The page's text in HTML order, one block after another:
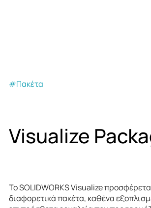
#Πακέτα
Visualize
Το SOLIDWORKS Visualize
διαφορετικά πακέτα, καθένα